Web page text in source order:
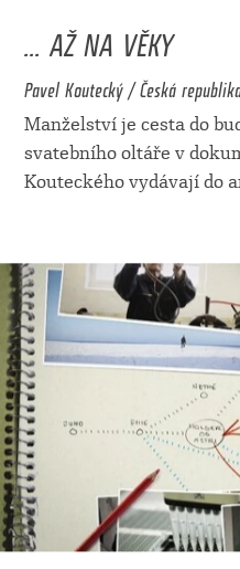
... AŽ NA VĚKY
Pavel Koutecký / Česká
Manželství je cesta do
svatebního oltáře v
Kouteckého vydávají do